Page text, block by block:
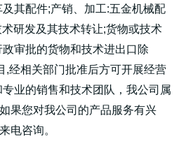
其配件;产销、加工:五金机械配
研发及其技术转让;货物或技术
审批的货物和技术进出口除
,经相关部门批准后方可开展经营
业的销售和技术团队，我公司属
果您对我公司的产品服务有兴
电咨询。